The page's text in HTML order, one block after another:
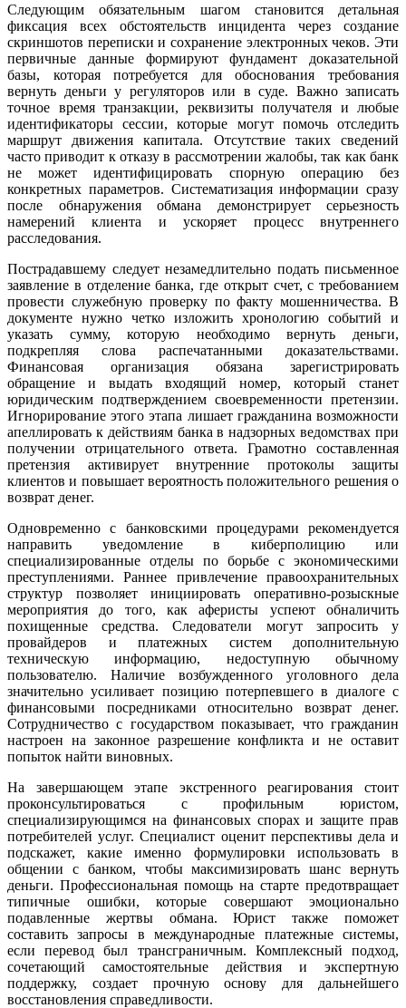
Следующим обязательным шагом становится детальная
фиксация всех обстоятельств инцидента через создание
скриншотов переписки и сохранение электронных чеков. Эти
первичные данные формируют фундамент доказательной
базы, которая потребуется для обоснования требования
вернуть деньги у регуляторов или в суде. Важно записать
точное время транзакции, реквизиты получателя и любые
идентификаторы сессии, которые могут помочь отследить
маршрут движения капитала. Отсутствие таких сведений
часто приводит к отказу в рассмотрении жалобы, так как банк
не может идентифицировать спорную операцию без
конкретных параметров. Систематизация информации сразу
после обнаружения обмана демонстрирует серьезность
намерений клиента и ускоряет процесс внутреннего
расследования.
Пострадавшему следует незамедлительно подать письменное
заявление в отделение банка, где открыт счет, с требованием
провести служебную проверку по факту мошенничества. В
документе нужно четко изложить хронологию событий и
указать сумму, которую необходимо вернуть деньги,
подкрепляя слова распечатанными доказательствами.
Финансовая организация обязана зарегистрировать
обращение и выдать входящий номер, который станет
юридическим подтверждением своевременности претензии.
Игнорирование этого этапа лишает гражданина возможности
апеллировать к действиям банка в надзорных ведомствах при
получении отрицательного ответа. Грамотно составленная
претензия активирует внутренние протоколы защиты
клиентов и повышает вероятность положительного решения о
возврат денег.
Одновременно с банковскими процедурами рекомендуется
направить уведомление в киберполицию или
специализированные отделы по борьбе с экономическими
преступлениями. Раннее привлечение правоохранительных
структур позволяет инициировать оперативно-розыскные
мероприятия до того, как аферисты успеют обналичить
похищенные средства. Следователи могут запросить у
провайдеров и платежных систем дополнительную
техническую информацию, недоступную обычному
пользователю. Наличие возбужденного уголовного дела
значительно усиливает позицию потерпевшего в диалоге с
финансовыми посредниками относительно возврат денег.
Сотрудничество с государством показывает, что гражданин
настроен на законное разрешение конфликта и не оставит
попыток найти виновных.
На завершающем этапе экстренного реагирования стоит
проконсультироваться с профильным юристом,
специализирующимся на финансовых спорах и защите прав
потребителей услуг. Специалист оценит перспективы дела и
подскажет, какие именно формулировки использовать в
общении с банком, чтобы максимизировать шанс вернуть
деньги. Профессиональная помощь на старте предотвращает
типичные ошибки, которые совершают эмоционально
подавленные жертвы обмана. Юрист также поможет
составить запросы в международные платежные системы,
если перевод был трансграничным. Комплексный подход,
сочетающий самостоятельные действия и экспертную
поддержку, создает прочную основу для дальнейшего
восстановления справедливости.